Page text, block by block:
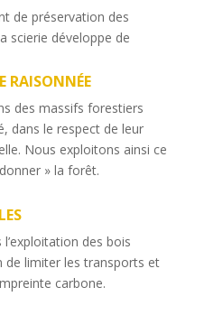
de préservation des
scierie développe de
RAISONNÉE
des massifs forestiers
dans le respect de leur
Nous exploitons ainsi ce
» la forêt.
des bois
de limiter les transports et
carbone.